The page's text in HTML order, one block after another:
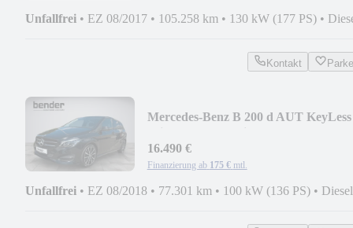
Unfallfrei • EZ 08/2017 • 105.258 km • 130 kW (177 PS) •
Kontakt
Mercedes-Benz B 200 d AUT KeyLess
16.490 €
Finanzierung ab 175 € mtl.
Unfallfrei • EZ 08/2018 • 77.301 km • 100 kW (136 PS) • Diesel